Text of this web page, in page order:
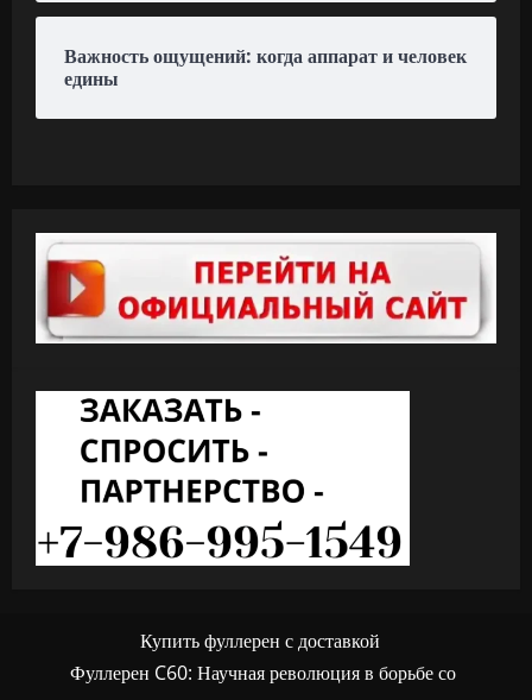
Важность ощущений: когда аппарат и человек
едины
Купить фуллерен с доставкой
Фуллерен C60: Научная революция в борьбе со